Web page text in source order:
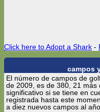
Click here to Adopt a Shark -
campos
El número de campos de
de 2009, es de 380, 21
significativo si se tiene en
registrada hasta este
a diez nuevos campos al